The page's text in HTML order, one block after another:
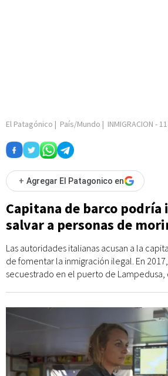
El Patagónico | País/Mundo | INMIGRACION -
+ Agregar El Patagonico en
Capitana de barco
salvar a personas de
Las autoridades italianas acusan a la
de fomentar la inmigración ilegal. En
secuestrado en el puerto de Lampedusa,